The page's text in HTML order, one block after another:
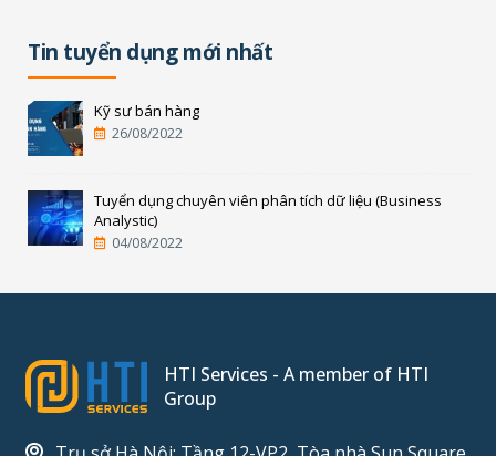
Tin tuyển dụng mới nhất
Kỹ sư bán hàng
26/08/2022
Tuyển dụng chuyên viên phân tích dữ liệu (Business
Analystic)
04/08/2022
HTI Services - A member of HTI
Group